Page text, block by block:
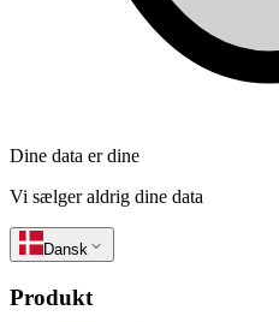
Dine data er dine
Vi sælger aldrig dine data
Dansk
Produkt